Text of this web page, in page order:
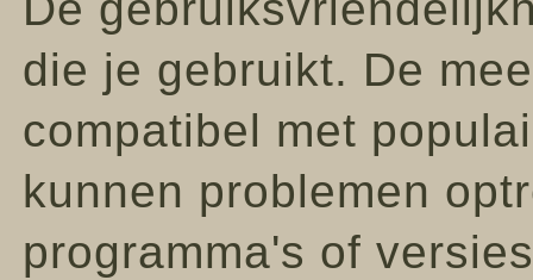
die je gebruikt. De
compatibel met
kunnen problemen
programma's of